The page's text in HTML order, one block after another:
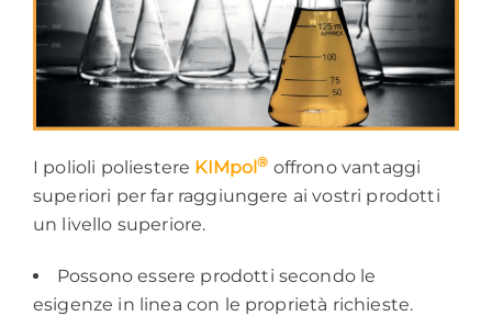
I polioli poliestere KIMpol® offrono vantaggi
superiori per far raggiungere ai vostri prodotti
un livello superiore.
Possono essere prodotti secondo le
esigenze in linea con le proprietà richieste.